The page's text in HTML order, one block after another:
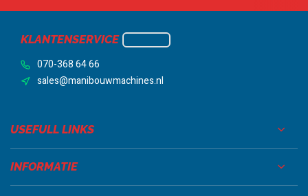
KLANTENSERVICE
070-368 64 66
sales@manibouwmachines.nl
USEFULL LINKS
INFORMATIE